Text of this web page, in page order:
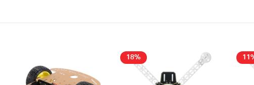
18%